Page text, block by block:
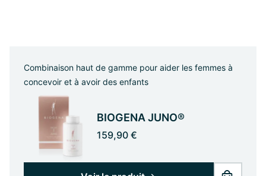
Combinaison haut de gamme pour aider les femmes à
concevoir et à avoir des enfants
BIOGENA JUNO®
159,90 €